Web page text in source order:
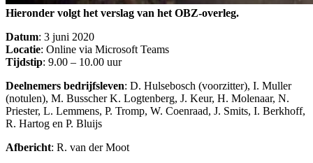
Hieronder volgt het verslag van het OBZ-overleg.
Datum: 3 juni 2020
Locatie: Online via Microsoft Teams
Tijdstip: 9.00 – 10.00 uur
Deelnemers bedrijfsleven: D. Hulsebosch (voorzitter), I. Muller
(notulen), M. Busscher K. Logtenberg, J. Keur, H. Molenaar, N.
Priester, L. Lemmens, P. Tromp, W. Coenraad, J. Smits, I. Berkhoff,
R. Hartog en P. Bluijs
Afbericht: R. van der Moot